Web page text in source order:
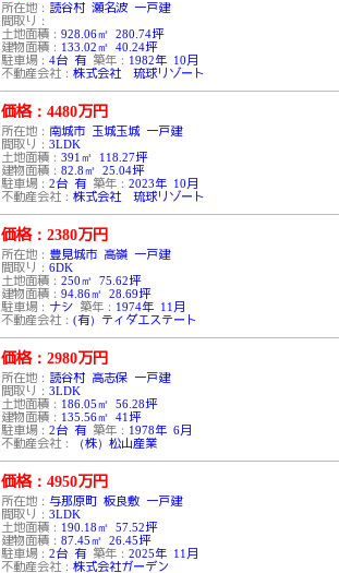
所在地： 読谷村 瀬名波 一戸建
間取り：
土地面積：928.06㎡ 280.74坪
建物面積： 133.02㎡ 40.24坪
駐車場：4台 有 築年： 1982年 10月
不動産会社：株式会社 琉球リゾート
価格：4480万円
所在地： 南城市 玉城玉城 一戸建
間取り：3LDK
土地面積：391㎡ 118.27坪
建物面積：82.8㎡ 25.04坪
駐車場：2台 有 築年：2023年 10月
不動産会社：株式会社 琉球リゾート
価格：2380万円
所在地： 豊見城市 高嶺 一戸建
間取り：6DK
土地面積：250㎡ 75.62坪
建物面積：94.86㎡ 28.69坪
駐車場： ナシ 築年： 1974年 11月
不動産会社：(有）ティダエステート
価格：2980万円
所在地： 読谷村 高志保 一戸建
間取り：3LDK
土地面積： 186.05㎡ 56.28坪
建物面積： 135.56㎡ 41坪
駐車場：2台 有 築年： 1978年 6月
不動産会社：
（株）松山産業
価格：4950万円
所在地：与那原町 板良敷 一戸建
間取り：3LDK
土地面積： 190.18㎡ 57.52坪
建物面積：87.45㎡ 26.45坪
駐車場：2台 有 築年：2025年 11月
不動産会社：株式会社ガーデン